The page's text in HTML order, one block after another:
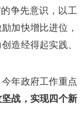
的争先意识，以工
加快增比进位，
造经得起实践、
年政府工作重点
战，实现四个新